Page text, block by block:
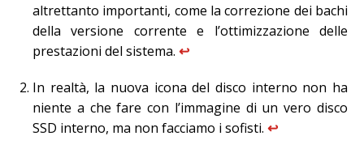
altrettanto importanti, come la correzione dei bachi
della versione corrente e l’ottimizzazione delle
prestazioni del sistema. ↩︎
In realtà, la nuova icona del disco interno non ha
niente a che fare con l’immagine di un vero disco
SSD interno, ma non facciamo i sofisti. ↩︎